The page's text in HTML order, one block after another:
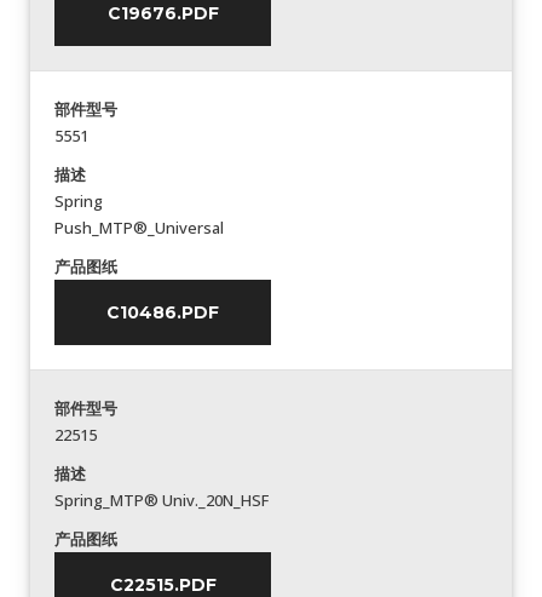
C19676.PDF
部件型号
5551
描述
Spring
Push_MTP®_Universal
产品图纸
C10486.PDF
部件型号
22515
描述
Spring_MTP® Univ._20N_HSF
产品图纸
C22515.PDF